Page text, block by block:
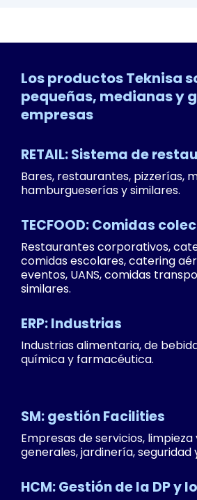
Los productos Teknisa
pequeñas, medianas y
empresas
RETAIL: Sistema de
Bares, restaurantes, pizzerías,
hamburgueserías y similares.
TECFOOD: Comidas
Restaurantes corporativos,
comidas escolares, catering
eventos, UANS, comidas
similares.
ERP: Industrias
Industrias alimentaria, de
química y farmacéutica.
SM: gestión Facilities
Empresas de servicios, limpieza
generales, jardinería, seguridad
HCM: Gestión de la DP y